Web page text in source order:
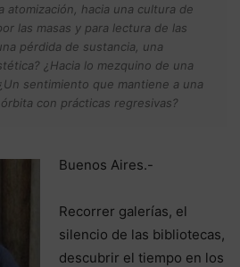
atomización, hacia una cultura de
las masas y para lectura de las
pérdida de sustancia, una
¿Hacia lo mezquino de una
sentimiento que mantiene a una
con prácticas regresivas?
Buenos Aires.-
Recorrer galerías, el
silencio de las bibliotecas,
descubrir el tiempo en los